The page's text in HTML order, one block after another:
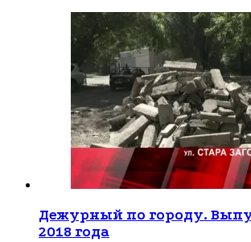
Дежурный по городу.
2018 года